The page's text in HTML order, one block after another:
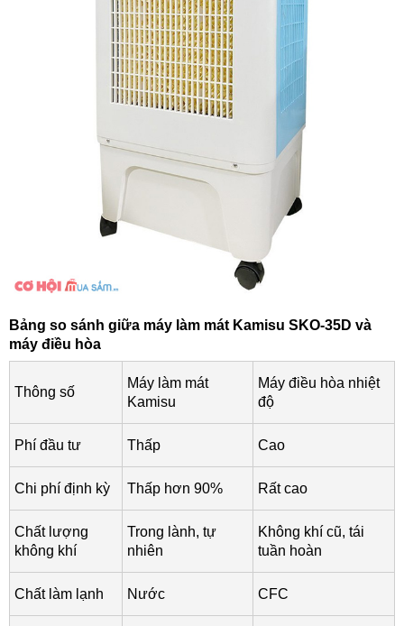
Bảng so sánh giữa máy làm mát Kamisu SKO-35D và
máy điều hòa
Thông số
Máy làm mát
Kamisu
Máy điều hòa nhiệt
độ
Phí đầu tư Thấp Cao
Chi phí định kỳ Thấp hơn 90% Rất cao
Chất lượng
không khí
Trong lành, tự
nhiên
Không khí cũ, tái
tuần hoàn
Chất làm lạnh Nước CFC